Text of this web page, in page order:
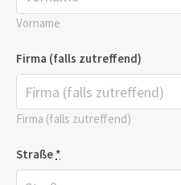
Vorname
Firma (falls zutreffend)
Firma (falls zutreffend)
Straße *